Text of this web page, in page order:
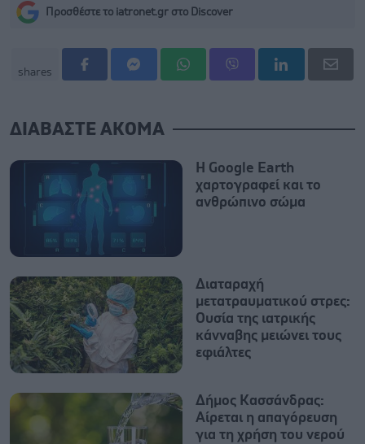
Προσθέστε το iatronet.gr στο Discover
shares
ΔΙΑΒΑΣΤΕ ΑΚΟΜΑ
Η Google Earth
χαρτογραφεί και το
ανθρώπινο σώμα
Διαταραχή
μετατραυματικού στρες:
Ουσία της ιατρικής
κάνναβης μειώνει τους
εφιάλτες
Δήμος Κασσάνδρας:
Αίρεται η απαγόρευση
για τη χρήση του νερού